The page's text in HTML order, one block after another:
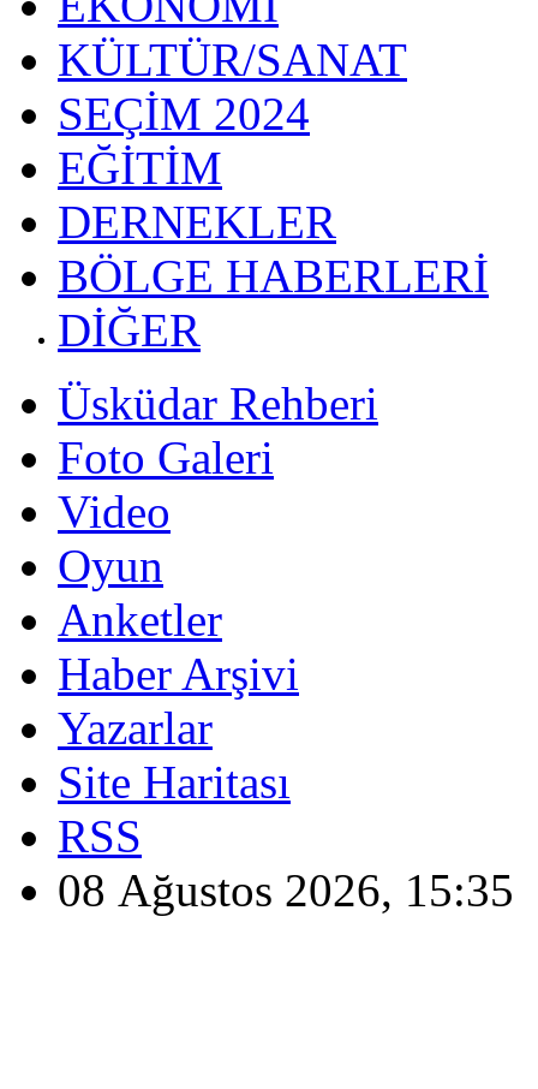
KÜLTÜR/SANAT
SEÇİM 2024
EĞİTİM
DERNEKLER
BÖLGE HABERLERİ
DİĞER
Üsküdar Rehberi
Foto Galeri
Video
Oyun
Anketler
Haber Arşivi
Yazarlar
Site Haritası
RSS
08 Ağustos 2026, 15:35